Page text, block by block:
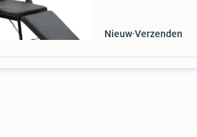
Nieuw Verzenden